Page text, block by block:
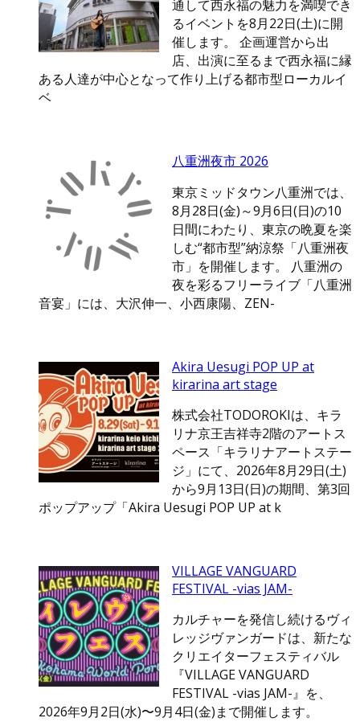
通して西永福の魅力を満喫でき
るイベントを8月22日(土)に開
催します。 企画運営から出
店、出演に至るまで西永福に縁
ある人達が中心となって作り上げる都市型ローカルイ
ベ
八重洲夜市 2026
東京ミッドタウン八重洲では、
8月28日(金)～9月6日(日)の10
日間にわたり、東京の晩夏を楽
しむ“都市型”納涼祭「八重洲夜
市」を開催します。 八重洲の
夜を彩るフリーライブ「八重洲
音宴」には、大沢伸一、小西康陽、ZEN-
Akira Uesugi POP UP at
kirarina art stage
株式会社TODOROKIは、キラ
リナ京王吉祥寺2階のアートス
ペース「キラリナアートステー
ジ」にて、2026年8月29日(土)
から9月13日(日)の期間、第3回
ポップアップ「Akira Uesugi POP UP at k
VILLAGE VANGUARD
FESTIVAL -vias JAM-
カルチャーを発信し続けるヴィ
レッジヴァンガードは、新たな
クリエイターフェスティバル
『VILLAGE VANGUARD
FESTIVAL -vias JAM-』を、
2026年9月2日(水)〜9月4日(金)まで開催します。